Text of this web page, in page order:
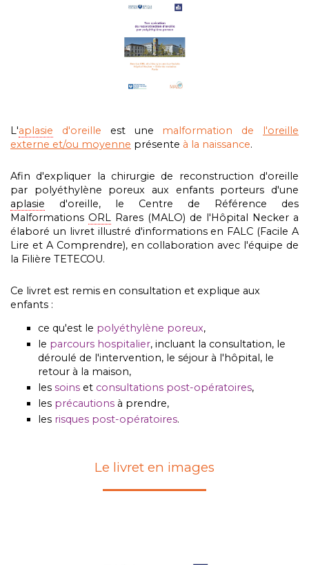
L'aplasie d'oreille est une malformation de l'oreille
externe et/ou moyenne présente à la naissance.
Afin d'expliquer la chirurgie de reconstruction d'oreille
par polyéthylène poreux aux enfants porteurs d'une
aplasie d'oreille, le Centre de Référence des
Malformations ORL Rares (MALO) de l'Hôpital Necker a
élaboré un livret illustré d'informations en FALC (Facile A
Lire et A Comprendre), en collaboration avec l'équipe de
la Filière TETECOU.
Ce livret est remis en consultation et explique aux
enfants :
ce qu'est le polyéthylène poreux,
le parcours hospitalier, incluant la consultation, le
déroulé de l'intervention, le séjour à l'hôpital, le
retour à la maison,
les soins et consultations post-opératoires,
les précautions à prendre,
les risques post-opératoires.
Le livret en images